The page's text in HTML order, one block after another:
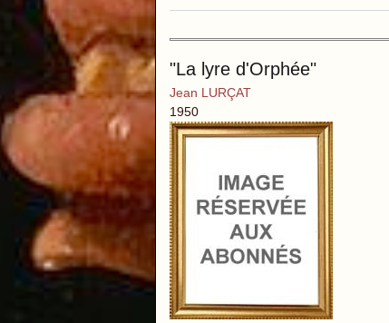
"La lyre d'Orphée"
Jean LURÇAT
1950